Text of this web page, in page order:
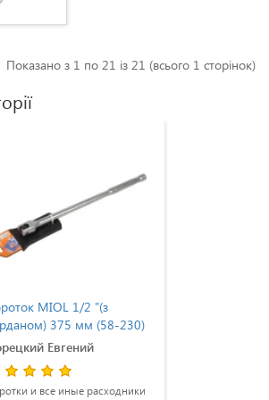
Показано з 1 по 21 із 21 (всього 1 сторінок)
MIOL 1/2 "(з
375 мм (58-230)
Евгений
и все иные расходники